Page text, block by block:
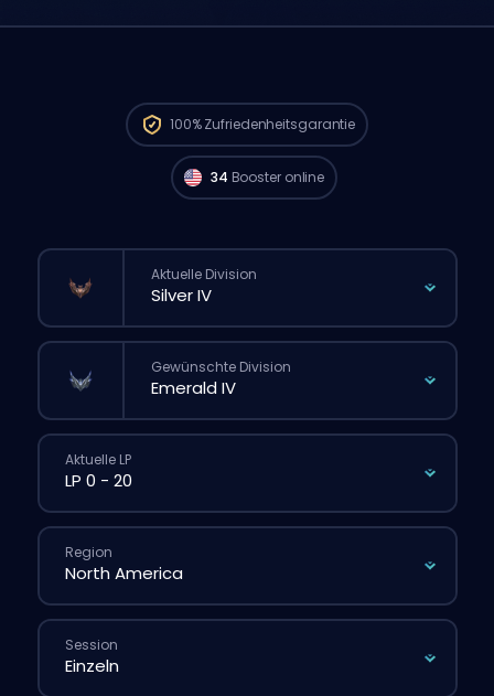
100%Zufriedenheitsgarantie
verfügbar und können deine Bestellung
sofort starten. 🔥
34 Booster online
Aktuelle Division
Gewünschte Division
Aktuelle LP
Region
Session